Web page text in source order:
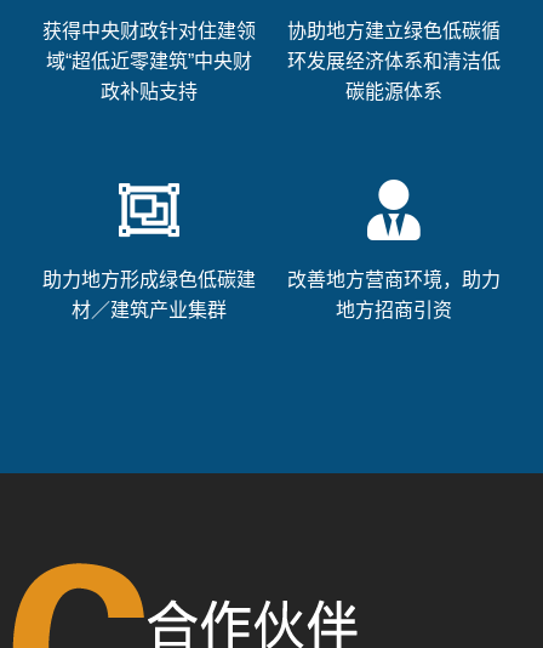
获得中央财政针对住建领
域“超低近零建筑”中央财
政补贴支持
协助地方建立绿色低碳循
环发展经济体系和清洁低
碳能源体系
助力地方形成绿色低碳建
材／建筑产业集群
改善地方营商环境，助力
地方招商引资